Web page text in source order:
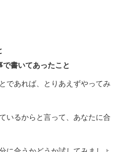
書いてあったこと
であれば、とりあえずやってみ
いるからと言って、あなたに合